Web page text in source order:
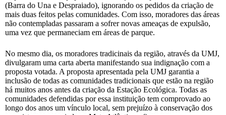
(Barra do Una e Despraiado), ignorando os pedidos da criação de
mais duas feitos pelas comunidades. Com isso, moradores das áreas
não contempladas passaram a sofrer novas ameaças de expulsão,
uma vez que permaneciam em áreas de parque.
No mesmo dia, os moradores tradicinais da região, através da UMJ,
divulgaram uma carta aberta manifestando sua indignação com a
proposta votada. A proposta apresentada pela UMJ garantia a
inclusão de todas as comunidades tradicionais que estão na região
há muitos anos antes da criação da Estação Ecológica. Todas as
comunidades defendidas por essa instituição tem comprovado ao
longo dos anos um vínculo local, sem prejuízo à conservação dos